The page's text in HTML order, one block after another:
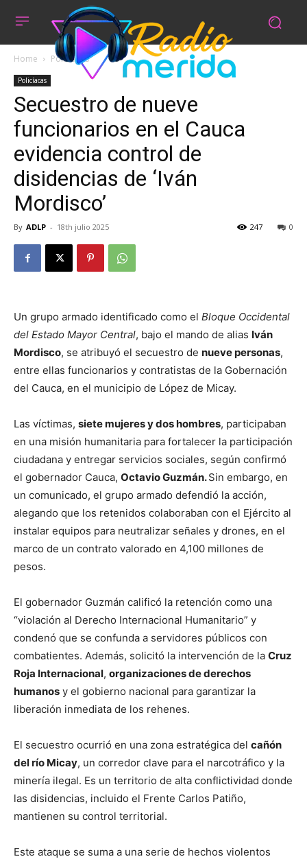
Home Policíacas
Policíacas
Secuestro de nueve
funcionarios en el Cauca
evidencia control de
disidencias de ‘Iván
Mordisco’
By ADLP - 18th julio 2025 0
247
Un grupo armado identificado como el Bloque Occidental
del Estado Mayor Central, bajo el mando de alias Iván
Mordisco, se atribuyó el secuestro de nueve personas,
entre ellas funcionarios y contratistas de la Gobernación
del Cauca, en el municipio de López de Micay.
Las víctimas, siete mujeres y dos hombres, participaban
en una misión humanitaria para fortalecer la participación
ciudadana y entregar servicios sociales, según confirmó
el gobernador Cauca, Octavio Guzmán.Sin embargo, en
un comunicado, el grupo armado defendió la acción,
alegando que los retenidos colaboraban con el Ejército al
instalar equipos para neutralizar señales y drones, en el
marco de un contrato valorado en 4,100 millones de
pesos.
El gobernador Guzmán calificó la retención como una
“violación al Derecho Internacional Humanitario” y
condenó que se confunda a servidores públicos con
combatientes. Además, solicitó la intervención de la Cruz
Roja Internacional, organizaciones de derechos
humanos y el gobierno nacional para garantizar la
liberación inmediata de los rehenes.
El secuestro ocurrió en una zona estratégica del cañón
del río Micay, un corredor clave para el narcotráfico y la
minería ilegal. Es un territorio de alta conflictividad donde
las disidencias, incluido el Frente Carlos Patiño,
mantienen su control territorial.
Este ataque se suma a una serie de hechos violentos